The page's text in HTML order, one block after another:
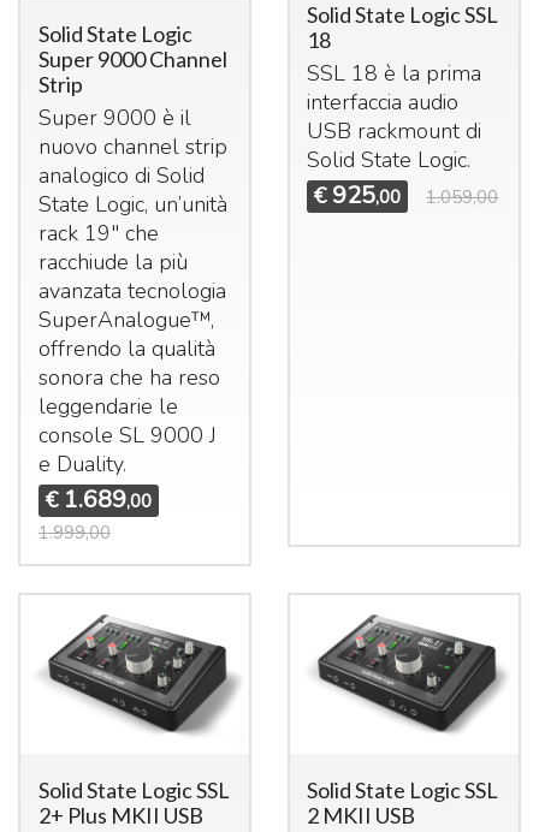
Solid State Logic
Super 9000 Channel
Strip
Super 9000 è il
nuovo channel strip
analogico di Solid
State Logic, un’unità
rack 19" che
racchiude la più
avanzata tecnologia
SuperAnalogue™,
offrendo la qualità
sonora che ha reso
leggendarie le
console SL 9000 J
e Duality.
€ 1.689,00
1.999,00
Solid State Logic SSL
18
SSL 18 è la prima
interfaccia audio
USB rackmount di
Solid State Logic.
€ 925,00 1.059,00
Solid State Logic SSL
2+ Plus MKII USB
Solid State Logic SSL
2 MKII USB